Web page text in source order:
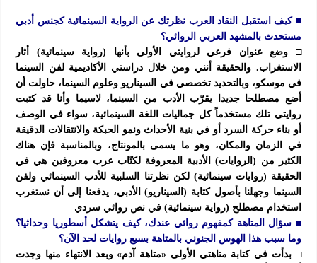
■ كيف استقبل النقاد العرب نظرتك عن الرواية السينمائية كجنس أدبي
مستحدث بالمشهد العربي الروائي؟
□ وضع عنوان فرعي لروايتي الأولى بأنها (رواية سينمائية) أثار
الاستغراب. والحقيقة أنني ومن خلال دراستي الأكاديمية لفن السينما
في موسكو، وبالتحديد تخصصي في السيناريو وعلوم السينما، حاولت أن
أضع مصطلحا جديدا يقرّب الأدب من السينما، لاسيما وأنا قد كتبت
روايتي تلك مستخدماً كل جماليات اللغة السينمائية، سواء في الوصف
أو بناء حركة السرد أو في بنية الأحداث ونمو الحبكة والانتقالات الدقيقة
في الزمان والمكان، وهو ما يسمى بالمونتاج، وبالمناسبة فإن هناك
الكثير من (الروايات) الأدبية المعروفة لكتّاب عرب معروفين هي في
الحقيقة (روايات سينمائية) لكن نظرتنا السلبية للأدب السينمائي ولفن
السينما وجهلنا بأصول كتابة (السيناريو) الأدبي، يدفعنا إلى أن نستغرب
استخدام مصطلح (رواية سينمائية) في نص روائي سردي
■ سؤال المتاهة كمفهوم روائي عندك، كيف يتشكل أسطوريا وحداثيا؟
وما سبب هذا الهوس الجنوني بالمتاهة بسبع روايات لحد الآن؟
□ بدأت في كتابة متاهتي الأولى «متاهة آدم» وبعد الانتهاء منها وجدت